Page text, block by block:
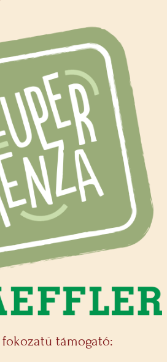
támogató: